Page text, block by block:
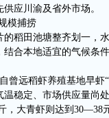
应川渝及省外市场。
模捕捞
稻田池塘整齐划一，
合本地适宜的气候条
曾远稻虾养殖基地早
温稳定、市场供应量尚
，大青虾则达到30—38